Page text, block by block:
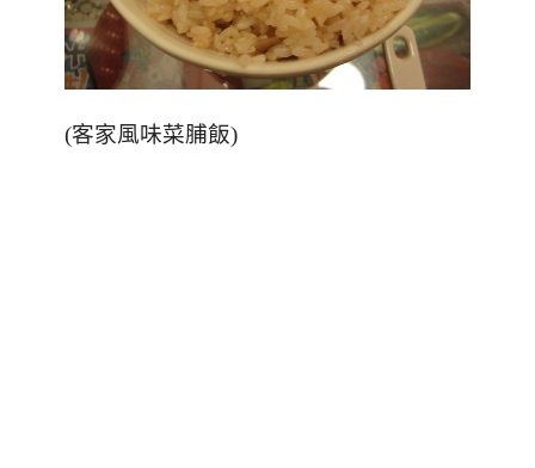
(客家風味菜脯飯)